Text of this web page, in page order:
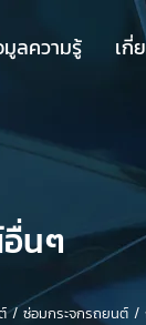
ลความรู้ เกี่
นๆ
/ ซ่อมกระจกรถยนต์ /